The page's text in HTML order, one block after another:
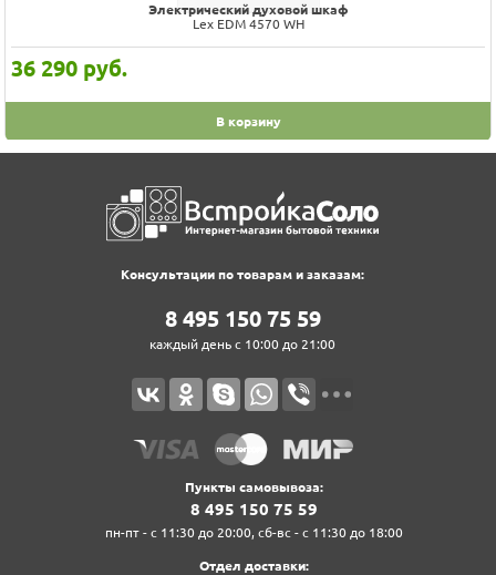
Электрический духовой шкаф
Korting OKB 760 FN
52 990 руб.
В корзину
Консультации по товарам и заказам:
8‍ 4‍9‍5‍ 1‍5‍0‍ 7‍5‍ 5‍9‍
каждый день с 10:00 до 21:00
Пункты самовывоза:
8‍ 4‍9‍5‍ 1‍5‍0‍ 7‍5‍ 5‍9‍
пн-пт - с 11:30 до 20:00, сб-вс - с 11:30 до 18:00
Отдел доставки: